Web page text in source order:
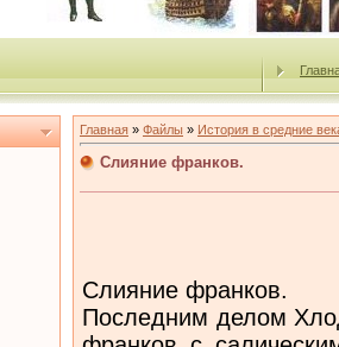
Главная » Файлы » История в средние
Слияние франков.
Слияние франков.
Последним делом